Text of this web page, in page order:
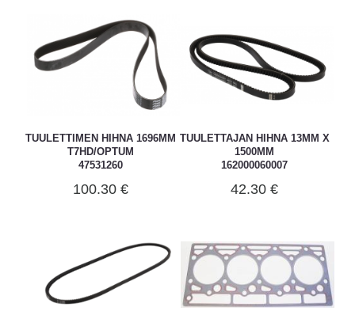
TUULETTIMEN HIHNA 1696MM
T7HD/OPTUM
47531260
100.30 €
TUULETTAJAN HIHNA 13MM X
1500MM
162000060007
42.30 €